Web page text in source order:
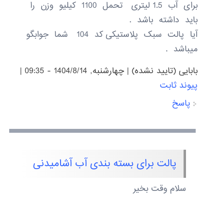
برای آب 1.5 لیتری تحمل 1100 کیلیو وزن را
باید داشته باشد .
آیا پالت سبک پلاستیکی کد 104 شما جوابگو
میباشد .
بابایی (تایید نشده)| چهارشنبه, 1404/8/14 - 09:35
|
پیوند ثابت
پاسخ
پالت برای بسته بندی آب آشامیدنی
سلام وقت بخیر